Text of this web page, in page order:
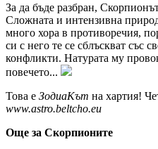
За да бъде разбран,
Сложната и интензивна
много хора в противоречия,
си с него те се сблъскват със
конфликти. Натурата му
повечето...
Това е ЗодиаКът на хартия!
www.astro.beltcho.eu
Още за Скорпионите